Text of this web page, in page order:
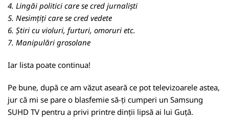
4. Lingăi politici care se cred jurnaliști
5. Nesimțiți care se cred vedete
6. Știri cu violuri, furturi, omoruri etc.
7. Manipulări grosolane
Iar lista poate continua!
Pe bune, după ce am văzut aseară ce pot televizoarele astea,
jur că mi se pare o blasfemie să-ți cumperi un Samsung
SUHD TV pentru a privi printre dinții lipsă ai lui Guță.